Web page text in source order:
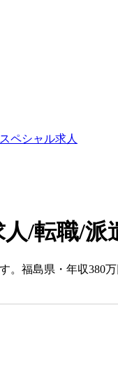
スペシャル求人
/転職/派
。福島県・年収